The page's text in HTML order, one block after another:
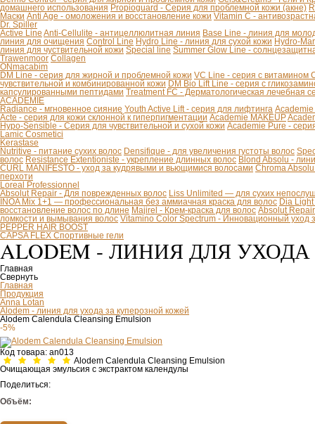
домашнего использования Propioguard - Серия для проблемной кожи (акне)
Маски Anti Age - омоложения и восстановление кожи Vitamin C -
Dr. Spiller
Active Line Anti-Cellulite - антицеллюлитная линия Base Line - линия для
линия для очищения Control Line Hydro Line - линия для сухой кожи Hydro-
линия для чуствительной кожи Special line Summer Glow Line -
Trawenmoor Collagen
ONmacabim
DM Line - серия для жирной и проблемной кожи VC Line - серия с витамином
чувствительной и комбинированной кожи DM Bio Lift Line - cерия с
капсулированными пептидами Treatment FC - Дерматологическая лечебная
ACADEMIE
Radiance - мгновенное сияние Youth Active Lift - серия для лифтинга
Acte - серия для кожи склонной к гиперпигментации Academie MAKEUP
Hypo-Sensible - Серия для чувствительной и сухой кожи Academie Pure -
Lamic Cosmetici
Kerastase
Nutritive - питание сухих волос Densifique - для увеличения густоты волос
волос Resistance Extentioniste - укрепление длинных волос Blond Absolu -
CURL MANIFESTO - уход за кудрявыми и вьющимися волосами Chroma
перхоти
Loreal Professionnel
Absolut Repair - Для поврежденных волос Liss Unlimited — для сухих
INOA Mix 1+1 — профессиональная без аммиачная краска для волос Dia
восстановление волос по длине Majirel - Крем-краска для волос Absolut
ломкости и вымывания волос Vitamino Color Spectrum - Инновационный уход
PEPPER HAIR BOOST
CAPSA FLEX Спортивные гели
ALODEM - ЛИНИЯ ДЛЯ
Главная
Свернуть
Главная
Продукция
Anna Lotan
Alodem - линия для ухода за куперозной кожей
Alodem Calendula Cleansing Emulsion
-5%
Код товара: an013
Alodem Calendula Cleansing Emulsion
Очищающая эмульсия с экстрактом календулы
Поделиться:
Объём: